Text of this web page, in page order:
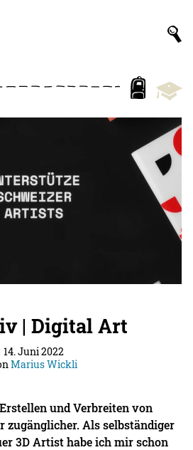
| Digital Art
14. Juni 2022
Marius Wickli
und Verbreiten von
Als selbständiger
3D Artist habe ich mir schon